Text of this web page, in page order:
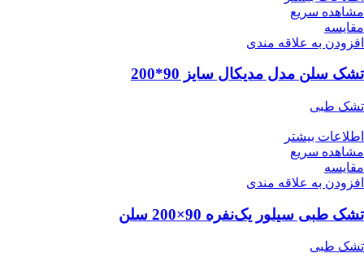
مشاهده سریع
مقایسه
افزودن به علاقه مندی
تشک سلن مدل مدیکال سایز 90*200
تشک طبی
اطلاعات بیشتر
مشاهده سریع
مقایسه
افزودن به علاقه مندی
تشک طبی سیلور یک‌نفره 90×200 سلن
تشک طبی